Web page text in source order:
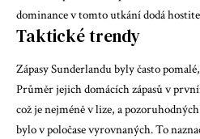
dominance v tomto utkání dodá
Taktické trendy
Zápasy Sunderlandu byly často
Průměr jejich domácích zápasů v
což je nejméně v lize, a
bylo v poločase vyrovnaných. To